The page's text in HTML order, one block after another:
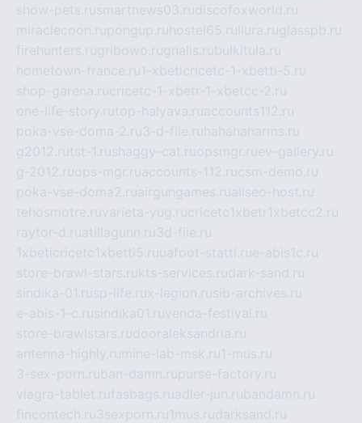
show-pets.rusmartnews03.rudiscofoxworld.ru
miraclecoon.rupongup.ru hostel65.ru liura.ruglasspb.ru
firehunters.rugribowo.rugnalis.rubulkitula.ru
hometown-france.ru1-xbeticricetc-1-xbetti-5.ru
shop-garena.rucricetc-1-xbetr-1-xbetcc-2.ru
one-life-story.rutop-halyava.ruaccounts112.ru
poka-vse-doma-2.ru3-d-file.ru hahahaharms.ru
g2012.rutst-1.rushaggy-cat.ruopsmgr.ruev-gallery.ru
g-2012.ruops-mgr.ruaccounts-112.rucsm-demo.ru
poka-vse-doma2.ruairgungames.ruallseo-host.ru
tehosmotre.ruvarieta-yug.rucricetc1xbetr1xbetcc2.ru
raytor-d.ruatillagunn.ru3d-file.ru
1xbeticricetc1xbetti5.ruuafoot-statti.rue-abis1c.ru
store-brawl-stars.rukts-services.rudark-sand.ru
sindika-01.rusp-life.rux-legion.rusib-archives.ru
e-abis-1-c.rusindika01.ruvenda-festival.ru
store-brawlstars.rudooraleksandria.ru
antenna-highly.ru mine-lab-msk.ru1-mus.ru
3-sex-porn.ruban-damn.rupurse-factory.ru
viagra-tablet.rufasbags.ruadler-jun.rubandamn.ru
fincontech.ru3sexporn.ru1mus.rudarksand.ru